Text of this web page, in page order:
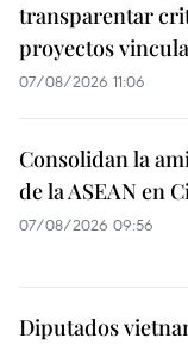
transparentar
proyectos
07/08/2026 11:06
Consolidan la
de la ASEAN en
07/08/2026 09:56
Diputados